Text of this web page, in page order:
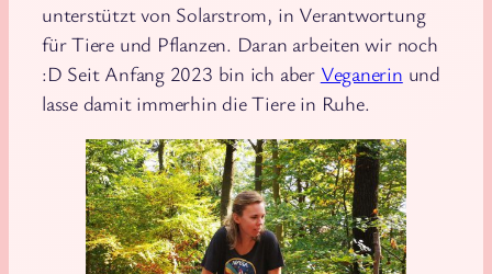
unterstützt von Solarstrom, in Verantwortung
für Tiere und Pflanzen. Daran arbeiten wir noch
:D Seit Anfang 2023 bin ich aber Veganerin und
lasse damit immerhin die Tiere in Ruhe.